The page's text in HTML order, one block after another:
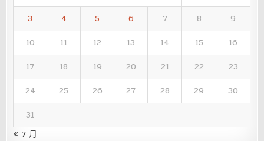
3
4 5 6 7 8
9
10
11 12 13 14 15
16
17
18 19 20 21 22
23
24
25 26 27 28 29
30
31
« 7 月